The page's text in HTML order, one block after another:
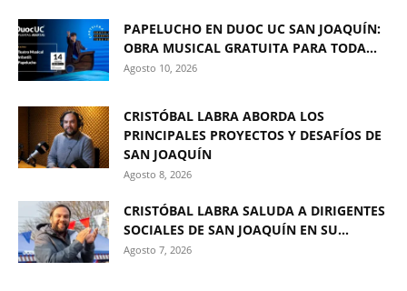
PAPELUCHO EN DUOC UC SAN JOAQUÍN:
OBRA MUSICAL GRATUITA PARA TODA...
Agosto 10, 2026
CRISTÓBAL LABRA ABORDA LOS
PRINCIPALES PROYECTOS Y DESAFÍOS DE
SAN JOAQUÍN
Agosto 8, 2026
CRISTÓBAL LABRA SALUDA A DIRIGENTES
SOCIALES DE SAN JOAQUÍN EN SU...
Agosto 7, 2026